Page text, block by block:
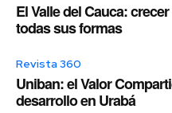
El Valle del Cauca:
todas sus formas
Revista 360
Uniban: el Valor
desarrollo en Urabá